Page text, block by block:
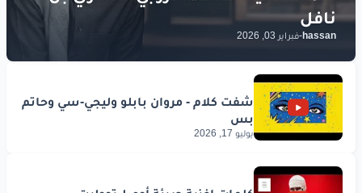
hassan
-فبراير 03, 2026
يوليو 17, 2026